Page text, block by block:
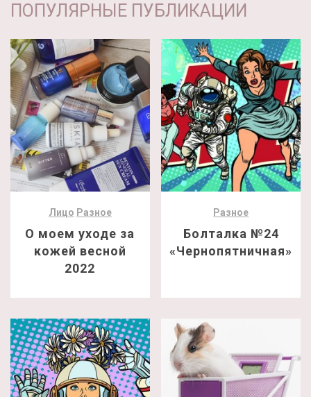
ПОПУЛЯРНЫЕ ПУБЛИКАЦИИ
Лицо Разное
О моем уходе за
кожей весной
2022
Разное
Болталка №24
«Чернопятничная»